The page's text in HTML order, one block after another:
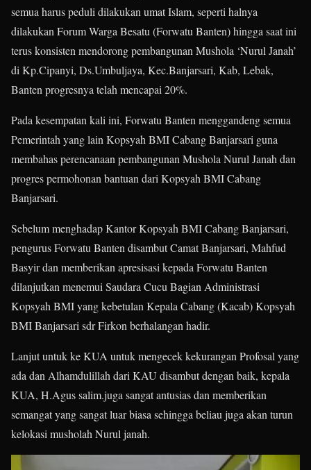
semua harus peduli dilakukan umat Islam, seperti halnya
dilakukan Forum Warga Besatu (Forwatu Banten) hingga saat ini
terus konsisten mendorong pembangunan Mushola ‘Nurul Janah’
di Kp.Cipanyi, Ds.Umbuljaya, Kec.Banjarsari, Kab, Lebak,
Banten progresnya telah mencapai 20%.
Pada kesempatan kali ini, Forwatu Banten menggandeng semua
Pemerintah yang lain Kopsyah BMI Cabang Banjarsari guna
membahas perencanaan pembangunan Mushola Nurul Janah dan
progres permohonan bantuan dari Kopsyah BMI Cabang
Banjarsari.
Sebelum menghadap Kantor Kopsyah BMI Cabang Banjarsari,
pengurus Forwatu Banten disambut Camat Banjarsari, Mahfud
Basyir dan memberikan apresisasi kepada Forwatu Banten
dilanjutkan menemui Saudara Cucu Bagian Administrasi
Kopsyah BMI yang kebetulan Kepala Cabang (Kacab) Kopsyah
BMI Banjarsari sdr Firkon berhalangan hadir.
Lanjut untuk ke KUA untuk mengecek kekurangan Profosal yang
ada dan Alhamdulillah dari KAU disambut dengan baik, kepala
KUA, H.Agus salim.juga sangat antusias dan memberikan
semangat yang sangat luar biasa sehingga beliau juga akan turun
kelokasi musholah Nurul janah.